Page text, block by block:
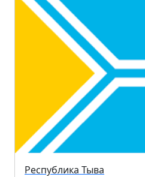
Республика Тыва